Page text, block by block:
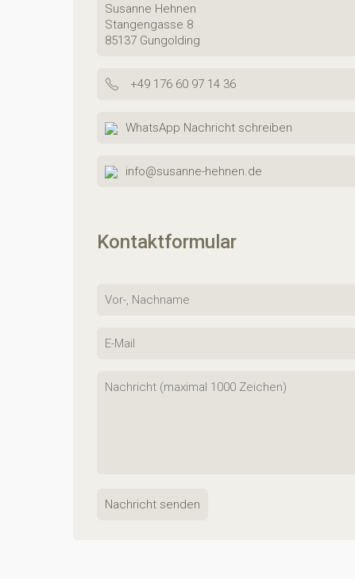
Susanne Hehnen
Stangengasse 8
85137 Gungolding
+49 176 60 97 14 36
WhatsApp Nachricht schreiben
info@susanne-hehnen.de
Kontaktformular
Nachricht senden